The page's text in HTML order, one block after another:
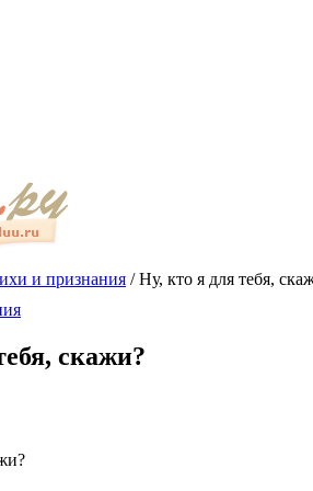
и признания /Ну, кто я для тебя,
скажи?